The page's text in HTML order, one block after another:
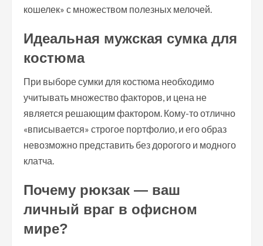
кошелек» с множеством полезных мелочей.
Идеальная мужская сумка для
костюма
При выборе сумки для костюма необходимо
учитывать множество факторов, и цена не
является решающим фактором. Кому-то отлично
«вписывается» строгое портфолио, и его образ
невозможно представить без дорогого и модного
клатча.
Почему рюкзак — ваш
личный враг в офисном
мире?